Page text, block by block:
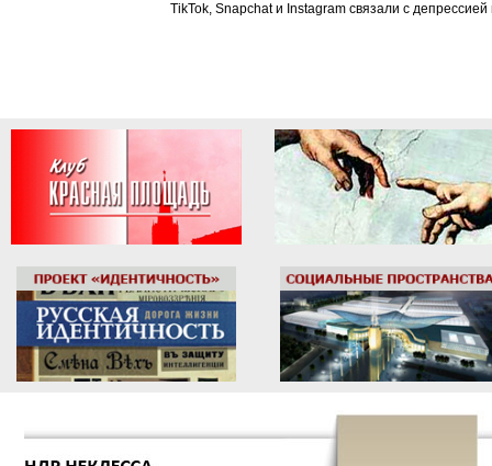
TikTok, Snapchat и Instagram связали с